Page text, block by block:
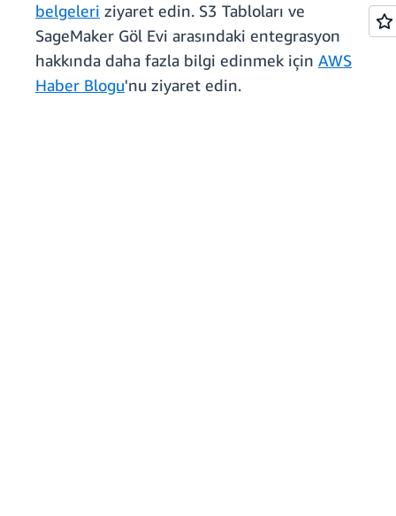
belgeleri ziyaret edin. S3 Tabloları ve
SageMaker Göl Evi arasındaki entegrasyon
hakkında daha fazla bilgi edinmek için AWS
Haber Blogu'nu ziyaret edin.